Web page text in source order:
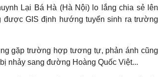
Lại Bá Hà (Hà Nội) lo lắng chia sẻ lên
được GIS định hướng tuyển sinh ra trường
gặp trường hợp tương tự, phản ánh cũng
nhảy sang đường Hoàng Quốc Việt...